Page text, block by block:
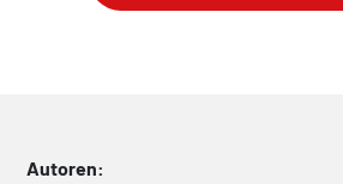
Autoren: